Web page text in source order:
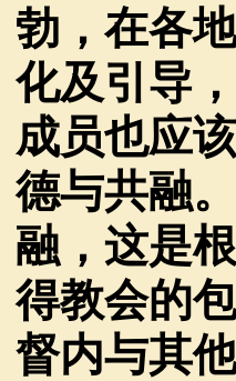
勃，在各
化及引导
成员也应
德与共融
融，这是
得教会的
督内与其